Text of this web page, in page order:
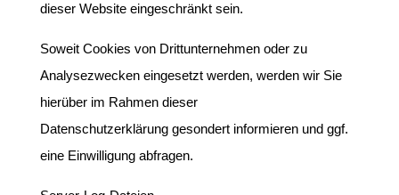
dieser Website eingeschränkt sein.
Soweit Cookies von Drittunternehmen oder zu
Analysezwecken eingesetzt werden, werden wir Sie
hierüber im Rahmen dieser
Datenschutzerklärung gesondert informieren und ggf.
eine Einwilligung abfragen.